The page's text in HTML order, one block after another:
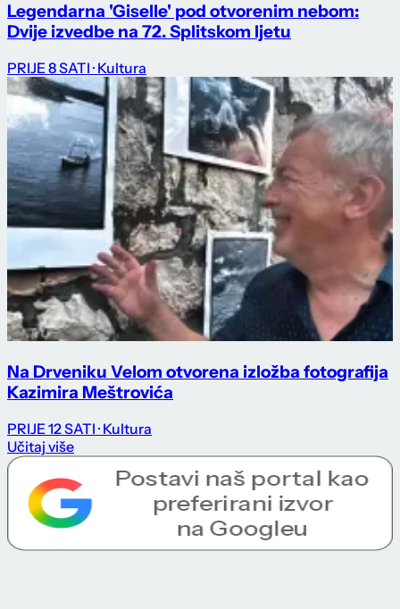
Legendarna 'Giselle' pod otvorenim nebom:
Dvije izvedbe na 72. Splitskom ljetu
PRIJE 8 SATI · Kultura
Na Drveniku Velom otvorena izložba fotografija
Kazimira Meštrovića
PRIJE 12 SATI · Kultura
Učitaj više